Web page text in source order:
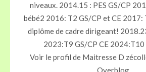
niveaux. 2014.15 : PES GS/CP
bébé2 2016: T2 GS/CP et CE 2017:
diplôme de cadre dirigeant!
2023:T9 GS/CP CE 2024:T10
Voir le profil de Maitresse D
Overblog